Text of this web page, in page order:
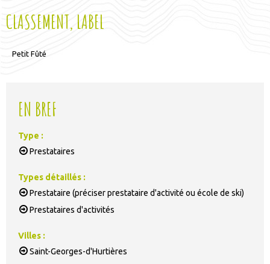
CLASSEMENT, LABEL
Petit Fûté
EN BREF
Type :
Prestataires
Types détaillés :
Prestataire (préciser prestataire d'activité ou école de ski)
Prestataires d'activités
Villes :
Saint-Georges-d'Hurtières